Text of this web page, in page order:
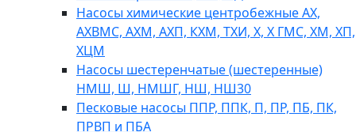
Насосы химические центробежные АХ,
АХВМС, АХМ, АХП, КХМ, ТХИ, Х, Х ГМС, ХМ, ХП,
ХЦМ
Насосы шестеренчатые (шестеренные)
НМШ, Ш, НМШГ, НШ, НШ30
Песковые насосы ППР, ППК, П, ПР, ПБ, ПК,
ПРВП и ПБА